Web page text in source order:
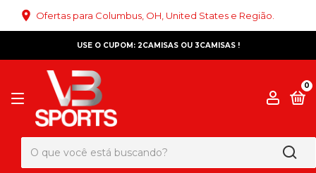
Ofertas para Columbus, OH, United States e Região.
USE O CUPOM: 2CAMISAS OU 3CAMISAS !
0